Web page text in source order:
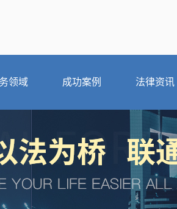
领域 成功案例 法律资讯